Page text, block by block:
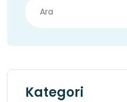
Kategori